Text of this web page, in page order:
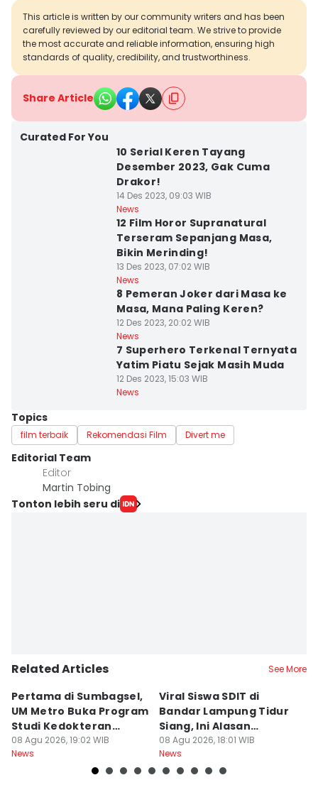
This article is written by our community writers and has been
carefully reviewed by our editorial team. We strive to provide
the most accurate and reliable information, ensuring high
standards of quality, credibility, and trustworthiness.
Share Article
Curated For You
10 Serial Keren Tayang
Desember 2023, Gak Cuma
Drakor!
14 Des 2023, 09:03 WIB
News
12 Film Horor Supranatural
Terseram Sepanjang Masa,
Bikin Merinding!
13 Des 2023, 07:02 WIB
News
8 Pemeran Joker dari Masa ke
Masa, Mana Paling Keren?
12 Des 2023, 20:02 WIB
News
7 Superhero Terkenal Ternyata
Yatim Piatu Sejak Masih Muda
12 Des 2023, 15:03 WIB
News
Topics
film terbaik Rekomendasi Film Divert me
Editorial Team
Editor
Martin Tobing
Tonton lebih seru di
Related Articles See More
Pertama di Sumbagsel,
UM Metro Buka Program
Studi Kedokteran
Hewan
08 Agu 2026, 19:02 WIB
News
Viral Siswa SDIT di
Bandar Lampung Tidur
Siang, Ini Alasan
Sekolah
08 Agu 2026, 18:01 WIB
News